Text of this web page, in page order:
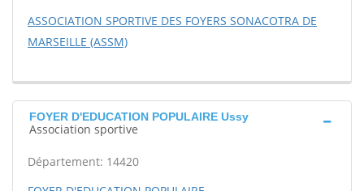
ASSOCIATION SPORTIVE DES FOYERS SONACOTRA DE
MARSEILLE (ASSM)
FOYER D'EDUCATION POPULAIRE Ussy
Association sportive
Département: 14420